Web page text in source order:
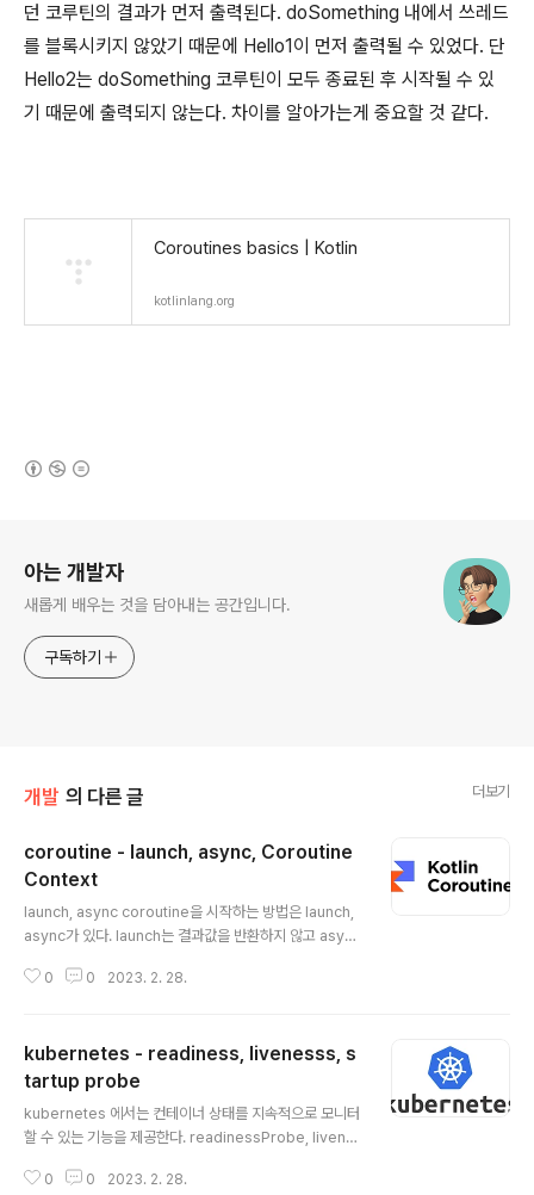
던 코루틴의 결과가 먼저 출력된다. doSomething 내에서 쓰레드
를 블록시키지 않았기 때문에 Hello1이 먼저 출력될 수 있었다. 단
Hello2는 doSomething 코루틴이 모두 종료된 후 시작될 수 있
기 때문에 출력되지 않는다. 차이를 알아가는게 중요할 것 같다.
Coroutines basics | Kotlin
kotlinlang.org
아는 개발자
새롭게 배우는 것을 담아내는 공간입니다.
구독하기
개발 의 다른 글 더보기
coroutine - launch, async, Coroutine
Context
launch, async coroutine을 시작하는 방법은 launch,
async가 있다. launch는 결과값을 반환하지 않고 async
() { ThreadTest().runCoroutine() } class ThreadT
nc { delay((Math.random() * 1000).toLong()) prin
tln("${Thread.currentThread().name} done, num
ber: $number") increaseCounter() return@a..
0 0 2023. 2. 28.
kubernetes - readiness, livenesss, s
tartup probe
kubernetes 에서는 컨테이너 상태를 지속적으로 모니터
할 수 있는 기능을 제공한다. readinessProbe, livene
너를 자동으로 재실행 시키거나 로드밸런서에서 빼줄 수
0 0 2023. 2. 28.